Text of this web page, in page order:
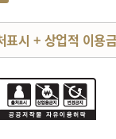
표시 + 상업적 이용